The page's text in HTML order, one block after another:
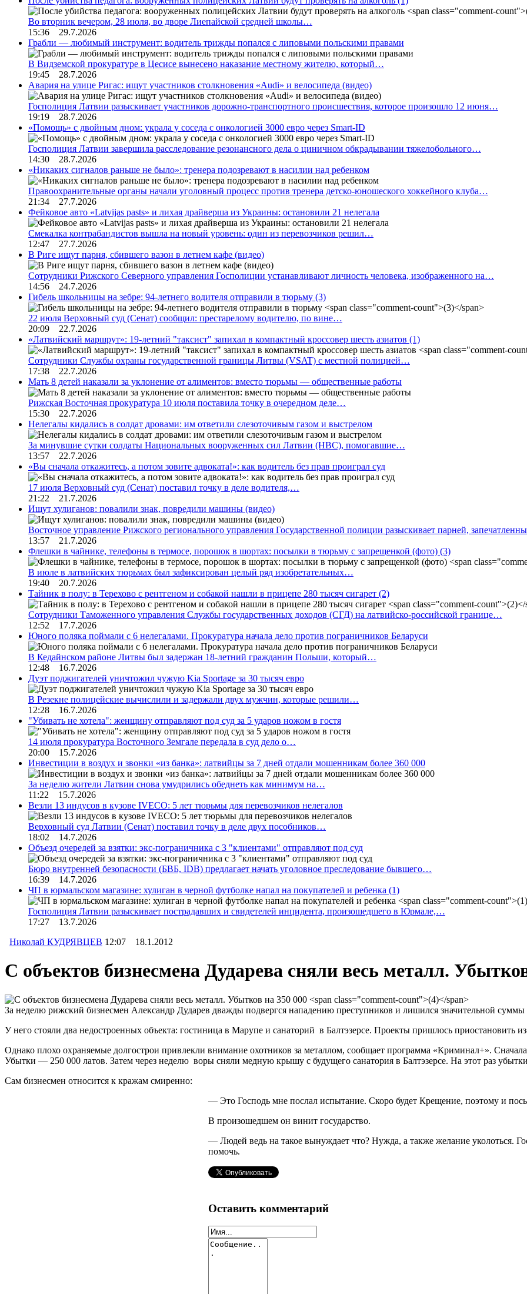
Во вторник вечером, 28 июля, во дворе Лиепайской средней школы…
15:36 29.7.2026
Грабли — любимый инструмент: водитель трижды попался с липовыми польскими правами
В Видземской прокуратуре в Цесисе вынесено наказание местному жителю, который…
19:45 28.7.2026
Авария на улице Ригас: ищут участников столкновения «Audi» и велосипеда (видео)
Госполиция Латвии разыскивает участников дорожно-транспортного происшествия, которое произошло 12 июня…
19:19 28.7.2026
«Помощь» с двойным дном: украла у соседа с онкологией 3000 евро через Smart-ID
Госполиция Латвии завершила расследование резонансного дела о циничном обкрадывании тяжелобольного…
14:30 28.7.2026
«Никаких сигналов раньше не было»: тренера подозревают в насилии над ребенком
Правоохранительные органы начали уголовный процесс против тренера детско-юношеского хоккейного клуба…
21:34 27.7.2026
Фейковое авто «Latvijas pasts» и лихая драйверша из Украины: остановили 21 нелегала
Смекалка контрабандистов вышла на новый уровень: один из перевозчиков решил…
12:47 27.7.2026
В Риге ищут парня, сбившего вазон в летнем кафе (видео)
Сотрудники Рижского Северного управления Госполиции устанавливают личность человека, изображенного на…
14:56 24.7.2026
Гибель школьницы на зебре: 94-летнего водителя отправили в тюрьму (3)
22 июля Верховный суд (Сенат) сообщил: престарелому водителю, по вине…
20:09 22.7.2026
«Латвийский маршрут»: 19-летний "таксист" запихал в компактный кроссовер шесть азиатов (1)
Сотрудники Службы охраны государственной границы Литвы (VSAT) с местной полицией…
17:38 22.7.2026
Мать 8 детей наказали за уклонение от алиментов: вместо тюрьмы — общественные работы
Рижская Восточная прокуратура 10 июля поставила точку в очередном деле…
15:30 22.7.2026
Нелегалы кидались в солдат дровами: им ответили слезоточивым газом и выстрелом
За минувшие сутки солдаты Национальных вооруженных сил Латвии (НВС), помогавшие…
13:57 22.7.2026
«Вы сначала откажитесь, а потом зовите адвоката!»: как водитель без прав проиграл суд
17 июля Верховный суд (Сенат) поставил точку в деле водителя,…
21:22 21.7.2026
Ищут хулиганов: повалили знак, повредили машины (видео)
Восточное управление Рижского регионального управления Государственной полиции разыскивает парней,
13:57 21.7.2026
Флешки в чайнике, телефоны в термосе, порошок в шортах: посылки в тюрьму с запрещенкой (фото) (3)
В июле в латвийских тюрьмах был зафиксирован целый ряд изобретательных…
19:40 20.7.2026
Тайник в полу: в Терехово с рентгеном и собакой нашли в прицепе 280 тысяч сигарет (2)
Сотрудники Таможенного управления Службы государственных доходов (СГД) на латвийско-российской границе…
12:52 17.7.2026
Юного поляка поймали с 6 нелегалами. Прокуратура начала дело против пограничников Беларуси
В Кедайнском районе Литвы был задержан 18-летний гражданин Польши, который…
12:48 16.7.2026
Дуэт поджигателей уничтожил чужую Kia Sportage за 30 тысяч евро
В Резекне полицейские вычислили и задержали двух мужчин, которые решили…
12:28 16.7.2026
"Убивать не хотела": женщину отправляют под суд за 5 ударов ножом в гостя
14 июля прокуратура Восточного Земгале передала в суд дело о…
20:00 15.7.2026
Инвестиции в воздух и звонки «из банка»: латвийцы за 7 дней отдали мошенникам более 360 000
За неделю жители Латвии снова умудрились обеднеть как минимум на…
11:22 15.7.2026
Везли 13 индусов в кузове IVECO: 5 лет тюрьмы для перевозчиков нелегалов
Верховный суд Латвии (Сенат) поставил точку в деле двух пособников…
18:02 14.7.2026
Объезд очередей за взятки: экс-пограничника с 3 "клиентами" отправляют под суд
Бюро внутренней безопасности (БВБ, IDB) предлагает начать уголовное преследование бывшего…
16:39 14.7.2026
ЧП в юрмальском магазине: хулиган в черной футболке напал на покупателей и ребенка (1)
Госполиция Латвии разыскивает пострадавших и свидетелей инцидента, произошедшего в Юрмале,…
17:27 13.7.2026
Николай КУДРЯВЦЕВ 12:07 18.1.2012
С объектов бизнесмена Дударева сняли весь металл.
За неделю рижский бизнесмен Александр Дударев дважды подвергся нападению преступников и лишился значительной суммы
У него стояли два недостроенных объекта: гостиница в Марупе и санаторий в Балтэзерсе. Проекты пришлось приостановить
Однако плохо охраняемые долгострои привлекли внимание охотников за металлом, сообщает программа «Криминал+».
Убытки — 250 000 латов. Затем через неделю воры сняли медную крышу с будущего санатория в Балтэзерсе. На этот раз
Сам бизнесмен относится к кражам смиренно:
— Это Господь мне послал испытание. Скоро будет Крещение, поэтому и
В произошедшем он винит государство.
— Людей ведь на такое вынуждает что? Нужда, а также желание уколоться.
помочь.
Оставить комментарий